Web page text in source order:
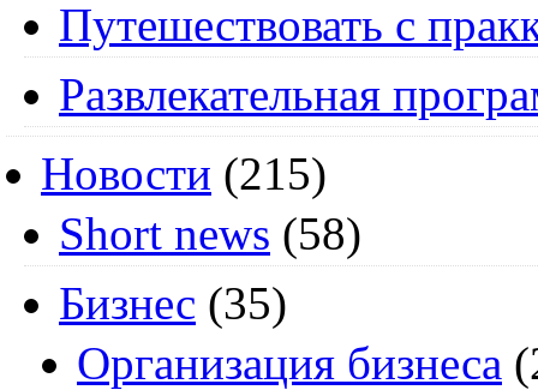
Путешествовать с
Развлекательная
Новости (215)
Short news (58)
Бизнес (35)
Организация бизнеса